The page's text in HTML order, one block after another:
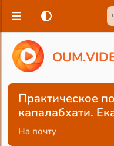
OUM.VID
Практическое
капалабхати.
На почту